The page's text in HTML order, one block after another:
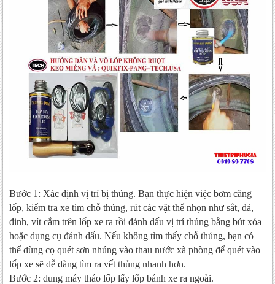
Bước 1: Xác định vị trí bị thủng. Bạn thực hiện việc bơm căng
lốp, kiểm tra xe tìm chỗ thủng, rút các vật thể nhọn như sắt, đá,
đinh, vít cắm trên lốp xe ra rồi đánh dấu vị trí thủng bằng bút xóa
hoặc dụng cụ đánh dấu. Nếu không tìm thấy chỗ thủng, bạn có
thể dùng cọ quét sơn nhúng vào thau nước xà phòng để quét vào
lốp xe sẽ dễ dàng tìm ra vết thủng nhanh hơn.
Bước 2: dung máy tháo lốp lấy lốp bánh xe ra ngoài.